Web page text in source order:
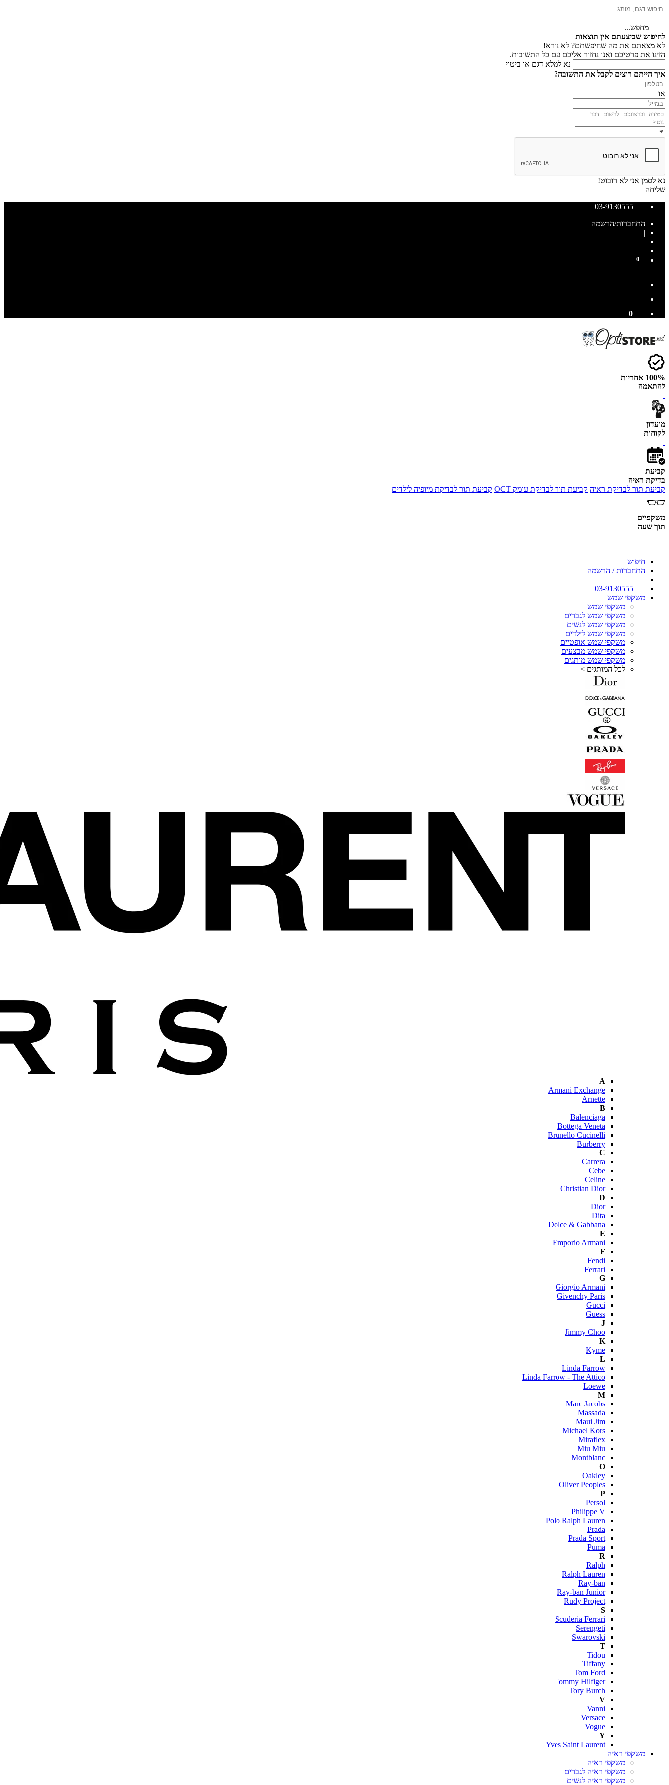
מחפש...
לחיפוש שביצעתם אין תוצאות
לא מצאתם את מה שחיפשתם? לא נורא!
הזינו את פרטיכם ואנו נחזור אליכם עם כל התשובות.
נא למלא דגם או ביטוי
איך הייתם רוצים לקבל את התשובה?
או
*
נא לסמן אני לא רובוט!
שליחה
03-9130555
התחברות/הרשמה
|
0
0
100% אחריות
להתאמה
מועדון
לקוחות
קביעת
בדיקת ראיה
קביעת תור לבדיקת ראיה קביעת תור לבדיקת עומק OCT קביעת תור לבדיקת מיופיה לילדים
משקפיים
תוך שעה
חיפוש
התחברות / הרשמה
משקפי שמש
משקפי שמש
משקפי שמש לגברים
משקפי שמש לנשים
משקפי שמש לילדים
משקפי שמש אופטיים
משקפי שמש מבצעים
משקפי שמש מותגים
לכל המותגים >
A
Armani Exchange
Arnette
B
Balenciaga
Bottega Veneta
Brunello Cucinelli
Burberry
C
Carrera
Cebe
Celine
Christian Dior
D
Dior
Dita
Dolce & Gabbana
E
Emporio Armani
F
Fendi
Ferrari
G
Giorgio Armani
Givenchy Paris
Gucci
Guess
J
Jimmy Choo
K
Kyme
L
Linda Farrow
Linda Farrow - The Attico
Loewe
M
Marc Jacobs
Massada
Maui Jim
Michael Kors
Miraflex
Miu Miu
Montblanc
O
Oakley
Oliver Peoples
P
Persol
Philippe V
Polo Ralph Lauren
Prada
Prada Sport
Puma
R
Ralph
Ralph Lauren
Ray-ban
Ray-ban Junior
Rudy Project
S
Scuderia Ferrari
Serengeti
Swarovski
T
Tidou
Tiffany
Tom Ford
Tommy Hilfiger
Tory Burch
V
Vanni
Versace
Vogue
Y
Yves Saint Laurent
משקפי ראיה
משקפי ראיה
משקפי ראיה לגברים
משקפי ראיה לנשים